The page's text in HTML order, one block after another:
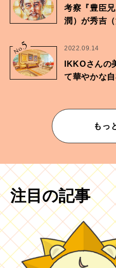
考察『豊臣
潤）が秀吉
No.5 2022.09.14
IKKOさんの
て華やかな
もっ
注目の記事